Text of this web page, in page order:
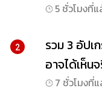
5 ชั่วโมงที่แ
2
รวม 3 อัป
อาจได้เห็น
7 ชั่วโมงที่